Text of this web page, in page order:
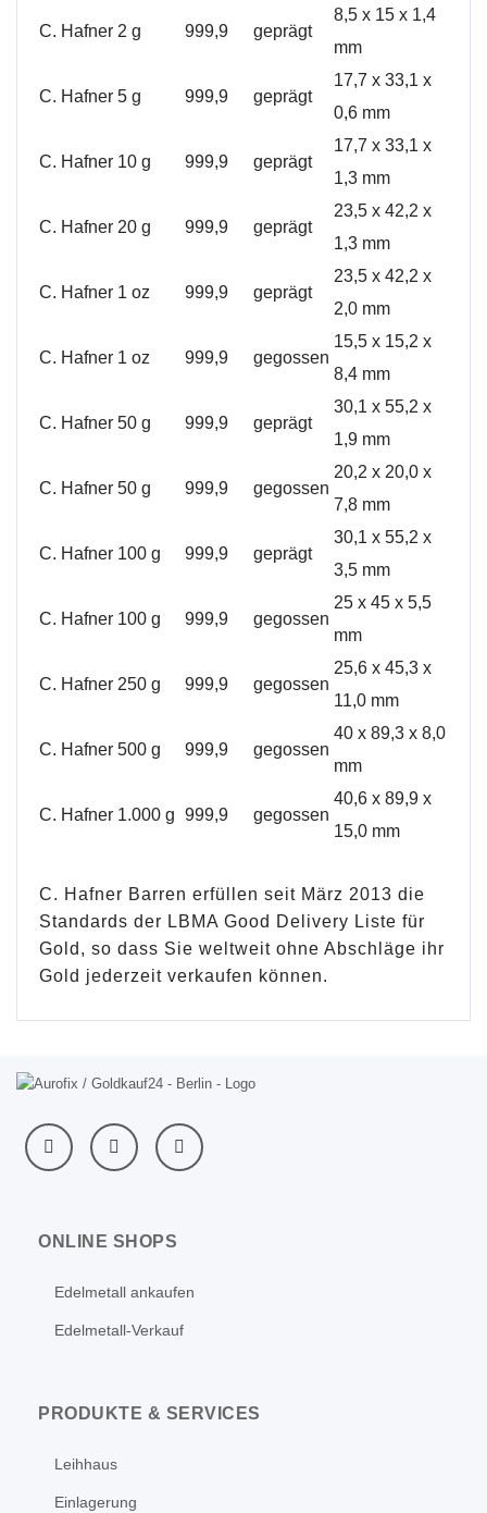
C. Hafner 2 g 999,9 geprägt
8,5 x 15 x 1,4
mm
C. Hafner 5 g 999,9 geprägt
17,7 x 33,1 x
0,6 mm
C. Hafner 10 g 999,9 geprägt
17,7 x 33,1 x
1,3 mm
C. Hafner 20 g 999,9 geprägt
23,5 x 42,2 x
1,3 mm
C. Hafner 1 oz 999,9 geprägt
23,5 x 42,2 x
2,0 mm
C. Hafner 1 oz 999,9 gegossen
15,5 x 15,2 x
8,4 mm
C. Hafner 50 g 999,9 geprägt
30,1 x 55,2 x
1,9 mm
C. Hafner 50 g 999,9 gegossen
20,2 x 20,0 x
7,8 mm
C. Hafner 100 g 999,9 geprägt
30,1 x 55,2 x
3,5 mm
C. Hafner 100 g 999,9 gegossen
25 x 45 x 5,5
mm
C. Hafner 250 g 999,9 gegossen
25,6 x 45,3 x
11,0 mm
C. Hafner 500 g 999,9 gegossen
40 x 89,3 x 8,0
mm
C. Hafner 1.000 g 999,9 gegossen
40,6 x 89,9 x
15,0 mm
C. Hafner Barren erfüllen seit März 2013 die
Standards der LBMA Good Delivery Liste für
Gold, so dass Sie weltweit ohne Abschläge ihr
Gold jederzeit verkaufen können.
ONLINE SHOPS
Edelmetall ankaufen
Edelmetall-Verkauf
PRODUKTE & SERVICES
Leihhaus
Einlagerung